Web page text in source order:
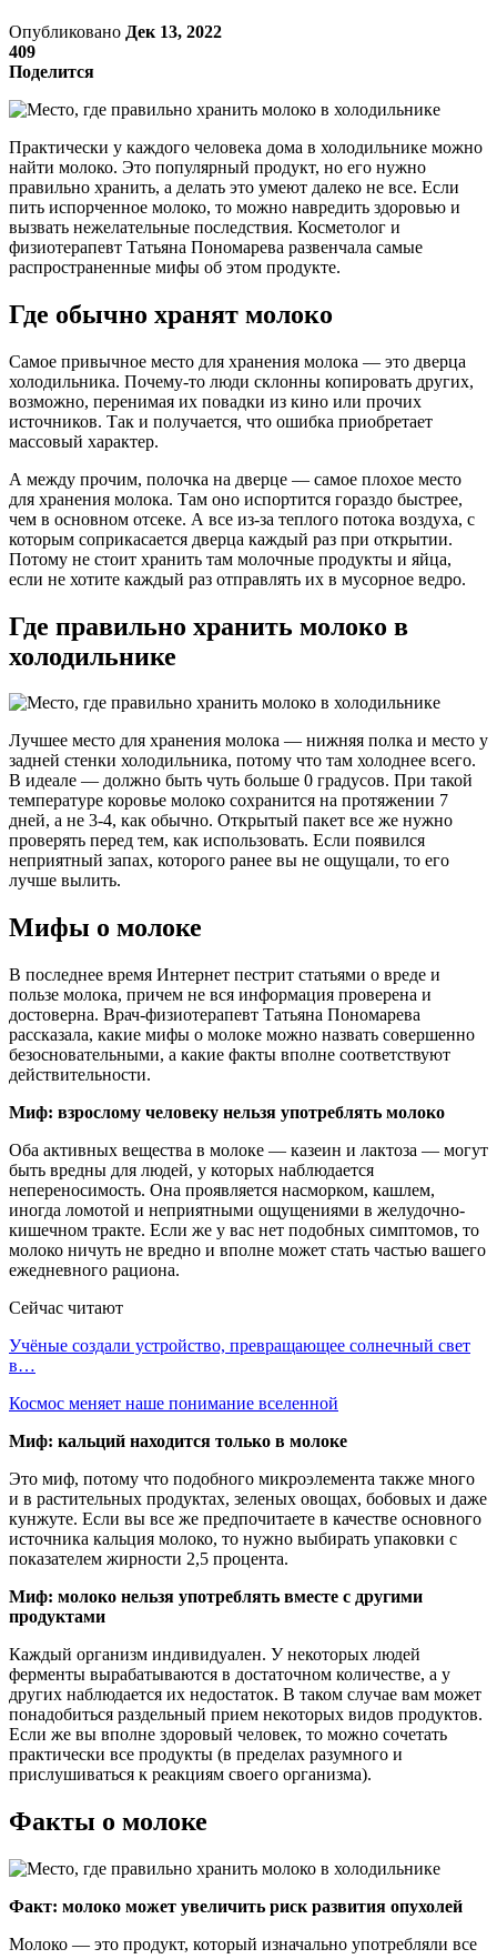
Опубликовано Дек 13, 2022
409
Поделится
Практически у каждого человека дома в холодильнике можно
найти молоко. Это популярный продукт, но его нужно
правильно хранить, а делать это умеют далеко не все. Если
пить испорченное молоко, то можно навредить здоровью и
вызвать нежелательные последствия. Косметолог и
физиотерапевт Татьяна Пономарева развенчала самые
распространенные мифы об этом продукте.
Где обычно хранят молоко
Самое привычное место для хранения молока — это дверца
холодильника. Почему-то люди склонны копировать других,
возможно, перенимая их повадки из кино или прочих
источников. Так и получается, что ошибка приобретает
массовый характер.
А между прочим, полочка на дверце — самое плохое место
для хранения молока. Там оно испортится гораздо быстрее,
чем в основном отсеке. А все из-за теплого потока воздуха, с
которым соприкасается дверца каждый раз при открытии.
Потому не стоит хранить там молочные продукты и яйца,
если не хотите каждый раз отправлять их в мусорное ведро.
Где правильно хранить молоко в
холодильнике
Лучшее место для хранения молока — нижняя полка и место у
задней стенки холодильника, потому что там холоднее всего.
В идеале — должно быть чуть больше 0 градусов. При такой
температуре коровье молоко сохранится на протяжении 7
дней, а не 3-4, как обычно. Открытый пакет все же нужно
проверять перед тем, как использовать. Если появился
неприятный запах, которого ранее вы не ощущали, то его
лучше вылить.
Мифы о молоке
В последнее время Интернет пестрит статьями о вреде и
пользе молока, причем не вся информация проверена и
достоверна. Врач-физиотерапевт Татьяна Пономарева
рассказала, какие мифы о молоке можно назвать совершенно
безосновательными, а какие факты вполне соответствуют
действительности.
Миф: взрослому человеку нельзя употреблять молоко
Оба активных вещества в молоке — казеин и лактоза — могут
быть вредны для людей, у которых наблюдается
непереносимость. Она проявляется насморком, кашлем,
иногда ломотой и неприятными ощущениями в желудочно-
кишечном тракте. Если же у вас нет подобных симптомов, то
молоко ничуть не вредно и вполне может стать частью вашего
ежедневного рациона.
Сейчас читают
Учёные создали устройство, превращающее солнечный свет
в…
Космос меняет наше понимание вселенной
Миф: кальций находится только в молоке
Это миф, потому что подобного микроэлемента также много
и в растительных продуктах, зеленых овощах, бобовых и даже
кунжуте. Если вы все же предпочитаете в качестве основного
источника кальция молоко, то нужно выбирать упаковки с
показателем жирности 2,5 процента.
Миф: молоко нельзя употреблять вместе с другими
продуктами
Каждый организм индивидуален. У некоторых людей
ферменты вырабатываются в достаточном количестве, а у
других наблюдается их недостаток. В таком случае вам может
понадобиться раздельный прием некоторых видов продуктов.
Если же вы вполне здоровый человек, то можно сочетать
практически все продукты (в пределах разумного и
прислушиваться к реакциям своего организма).
Факты о молоке
Факт: молоко может увеличить риск развития опухолей
Молоко — это продукт, который изначально употребляли все